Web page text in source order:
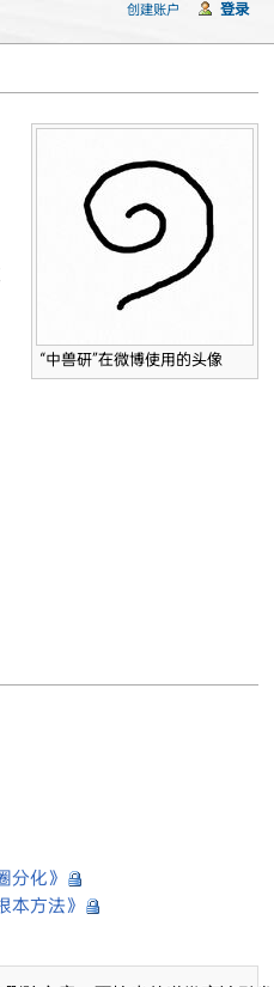
“中兽研”在微博使用的头像
分化》
本方法》
创建账户 登录